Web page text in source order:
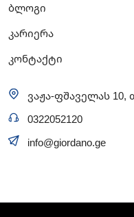
ბლოგი
კარიერა
კონტაქტი
ვაჟა-ფშაველას
0322052120
info@giordano.ge